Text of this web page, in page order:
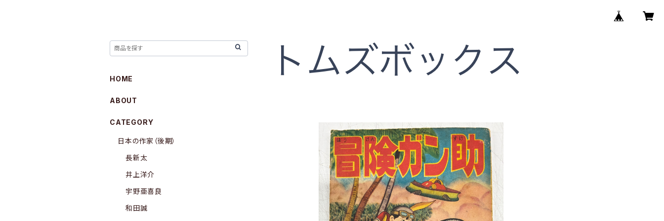
HOME
ABOUT
CATEGORY
日本の作家（後期）
長新太
井上洋介
宇野亜喜良
和田誠